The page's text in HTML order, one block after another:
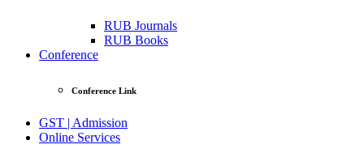
RUB Journals
RUB Books
Conference
Conference Link
GST | Admission
Online Services